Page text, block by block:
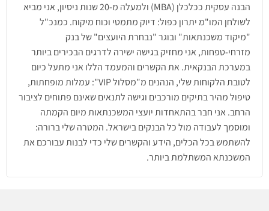
הבנה עסקית ככלכלן (MBA) ולמעלה מ-20 שנות ניסיון, אני מביא
לשולחן המו"מ יתרון כפול: דיוק מתמטי וכוח מיקוח. כמנכ"ל
"מיקוד משכנתאות" ובוגר "נבחרת היועצים" של בנק
מזרחי-טפחות, אני מחזיק בגישה ישירה לדרגים הבכירים ביותר
במערכת הבנקאית. את הקשרים והמעמד הללו אני מתעל כיום
לטובת הלקוחות שלי, הנהנים מ"מסלול VIP": עמלות מופחתות,
טיפול מהיר בתיקים מורכבים וגישה לתנאים שאינם פתוחים לציבור
הרחב. אני חבר בהתאחדות יועצי המשכנתאות מיום הקמתה
ומוסמך לעבודה מול כל הבנקים בישראל. המטרה שלי ברורה:
להשתמש בכל הכלים, הידע והקשרים שלי כדי לבנות עבורכם את
המשכנתא המשתלמת ביותר.